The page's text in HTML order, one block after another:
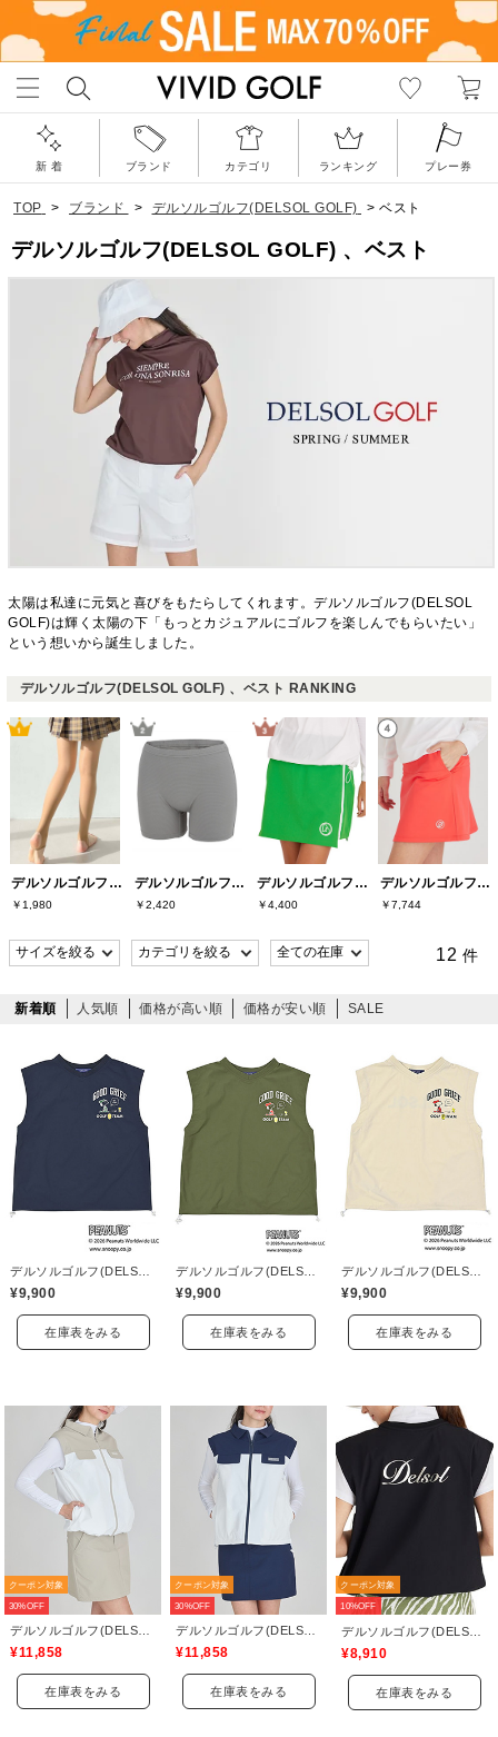
新 着 ブランド カテゴリ ランキング プレー券
TOP > ブランド > デルソルゴルフ(DELSOL GOLF) > ベスト
デルソルゴルフ(DELSOL GOLF) 、ベスト
太陽は私達に元気と喜びをもたらしてくれます。デルソルゴルフ(DELSOL
GOLF)は輝く太陽の下「もっとカジュアルにゴルフを楽しんでもらいたい」
という想いから誕生しました。
デルソルゴルフ(DELSOL GOLF) 、ベスト RANKING
デルソルゴルフ(DELSOL GOLF)
￥1,980
デルソルゴルフ(DELSOL GOLF)
￥2,420
デルソルゴルフ(DELSOL GOLF)
￥4,400
デルソルゴルフ(DELSOL GOLF)
￥7,744
12 件
新着順 人気順 価格が高い順 価格が安い順 SALE
¥9,900
在庫表をみる
¥9,900
在庫表をみる
¥9,900
在庫表をみる
クーポン対象
30%OFF
¥11,858
在庫表をみる
クーポン対象
30%OFF
¥11,858
在庫表をみる
クーポン対象
10%OFF
¥8,910
在庫表をみる